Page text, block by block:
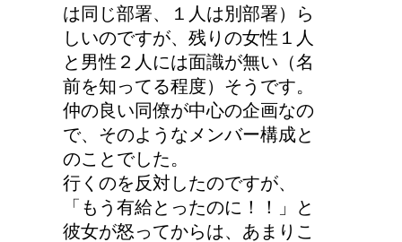
リンパに転移した場合、
余命って極端に短くなる
の？
副交感神経が優位だと、
気管支はどうなるの？
は同じ部署、１人は別部署）ら
しいのですが、残りの女性１人
と男性２人には面識が無い（名
前を知ってる程度）そうです。
仲の良い同僚が中心の企画なの
で、そのようなメンバー構成と
のことでした。
行くのを反対したのですが、
「もう有給とったのに！！」と
彼女が怒ってからは、あまりこ